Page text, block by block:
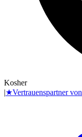
Kosher
|★Vertrauenspartner von